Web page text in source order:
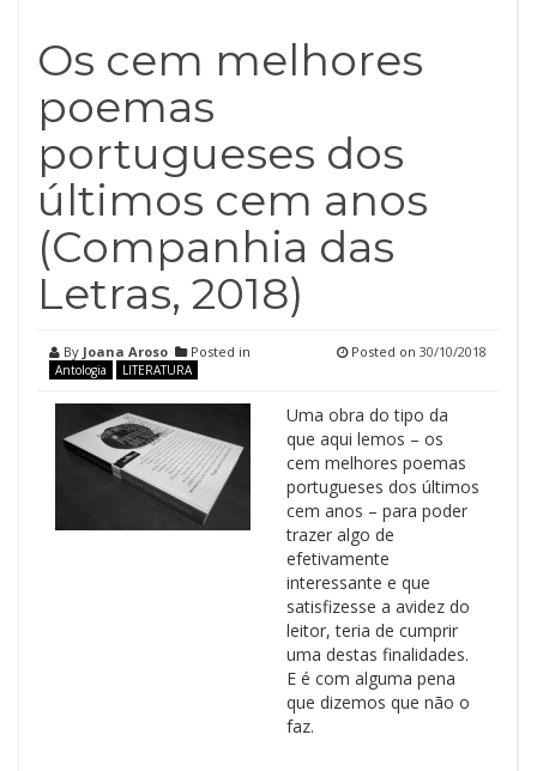
Os cem melhores
poemas
portugueses dos
últimos cem anos
(Companhia das
Letras, 2018)
By Joana Aroso Posted in
Antologia LITERATURA
Posted on 30/10/2018
Uma obra do tipo da
que aqui lemos – os
cem melhores poemas
portugueses dos últimos
cem anos – para poder
trazer algo de
efetivamente
interessante e que
satisfizesse a avidez do
leitor, teria de cumprir
uma destas finalidades.
E é com alguma pena
que dizemos que não o
faz.